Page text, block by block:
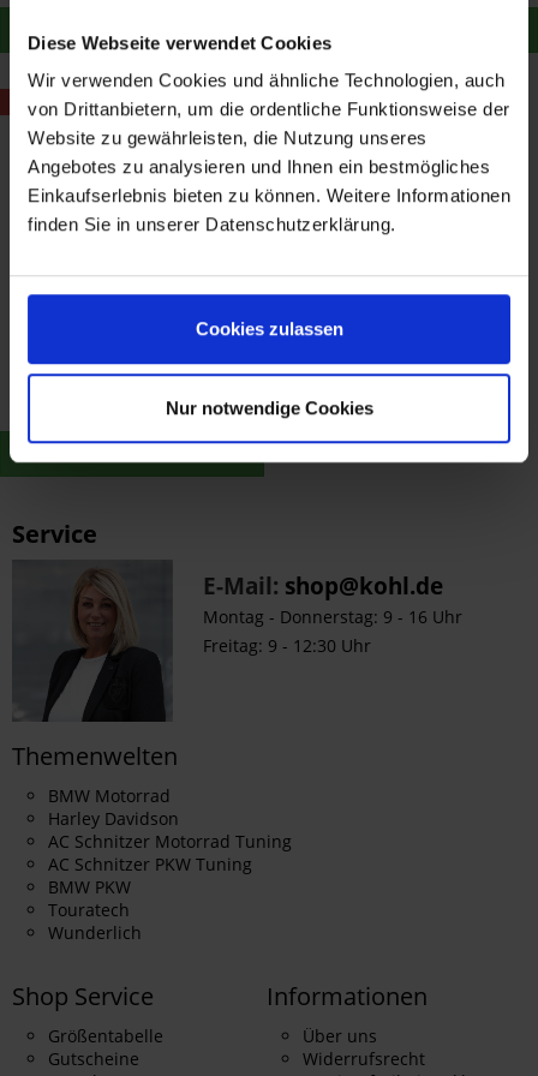
Diese Webseite verwendet Cookies
Wir verwenden Cookies und ähnliche Technologien, auch
von Drittanbietern, um die ordentliche Funktionsweise der
Website zu gewährleisten, die Nutzung unseres
Angebotes zu analysieren und Ihnen ein bestmögliches
Einkaufserlebnis bieten zu können. Weitere Informationen
finden Sie in unserer Datenschutzerklärung.
Cookies zulassen
Nur notwendige Cookies
Zum Produkt
- 5,99 €
Spiegelverbreiterung
Satz R 1200 GS 2004-09
59,90 €
53,91 €
Service
E-Mail: shop@kohl.de
Montag - Donnerstag: 9 - 16 Uhr
Freitag: 9 - 12:30 Uhr
Themenwelten
BMW Motorrad
Harley Davidson
AC Schnitzer Motorrad Tuning
AC Schnitzer PKW Tuning
BMW PKW
Touratech
Wunderlich
Shop Service
Größentabelle
Gutscheine
Informationen
Über uns
Widerrufsrecht